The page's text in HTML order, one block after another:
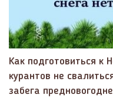
Как подготовиться к
курантов не
забега